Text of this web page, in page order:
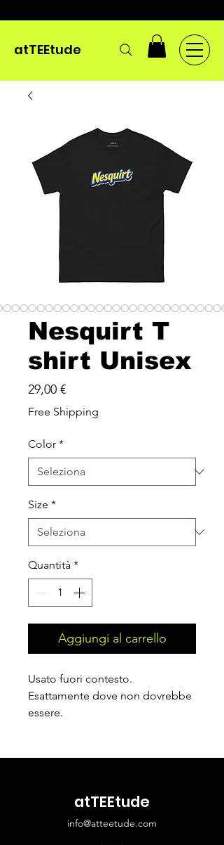
atTEEtude
Nesquirt T
shirt Unisex
29,00 €Prezzo
Free Shipping
Color *
Size *
Quantità *
Aggiungi al carrello
Usato fuori contesto.
Esattamente dove non dovrebbe
essere.
atTEEtude
info@atteetude.com